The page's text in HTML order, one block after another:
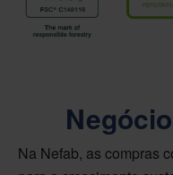
Na Nefab, as compras